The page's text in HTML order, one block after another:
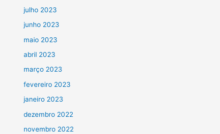
julho 2023
junho 2023
maio 2023
abril 2023
março 2023
fevereiro 2023
janeiro 2023
dezembro 2022
novembro 2022